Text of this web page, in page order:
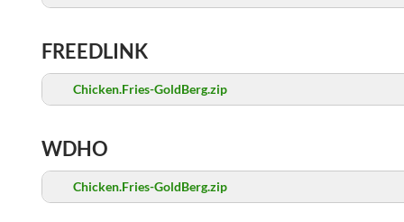
FREEDLINK
Chicken.Fries-GoldBerg.zip
WDHO
Chicken.Fries-GoldBerg.zip